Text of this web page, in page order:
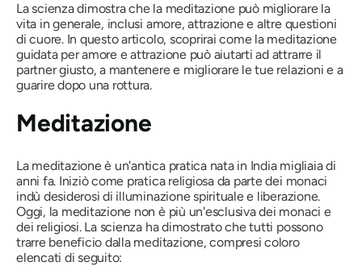
La scienza dimostra che la meditazione può migliorare la
vita in generale, inclusi amore, attrazione e altre questioni
di cuore. In questo articolo, scoprirai come la meditazione
guidata per amore e attrazione può aiutarti ad attrarre il
partner giusto, a mantenere e migliorare le tue relazioni e a
guarire dopo una rottura.
Meditazione
La meditazione è un'antica pratica nata in India migliaia di
anni fa. Iniziò come pratica religiosa da parte dei monaci
indù desiderosi di illuminazione spirituale e liberazione.
Oggi, la meditazione non è più un'esclusiva dei monaci e
dei religiosi. La scienza ha dimostrato che tutti possono
trarre beneficio dalla meditazione, compresi coloro
elencati di seguito: